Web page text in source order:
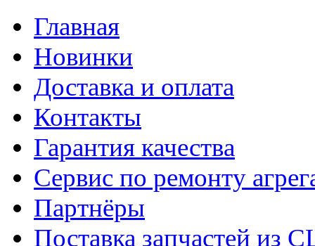
Главная
Новинки
Доставка и оплата
Контакты
Гарантия качества
Сервис по ремонту
Партнёры
Поставка запчастей